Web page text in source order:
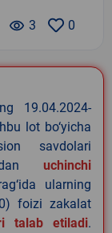
0
remove_red_eye 3
19.04.2024-
lot bo‘yicha
savdolari
uchinchi
ularning
foizi zakalat
talab etiladi.